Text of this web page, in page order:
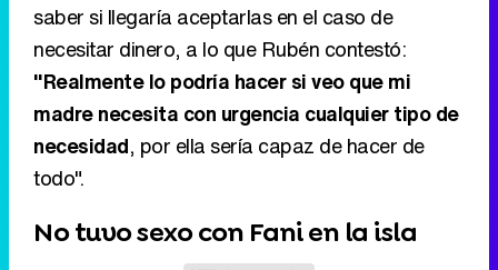
saber si llegaría aceptarlas en el caso de
necesitar dinero, a lo que Rubén contestó:
"Realmente lo podría hacer si veo que mi
madre necesita con urgencia cualquier tipo de
necesidad, por ella sería capaz de hacer de
todo".
No tuvo sexo con Fani en la isla